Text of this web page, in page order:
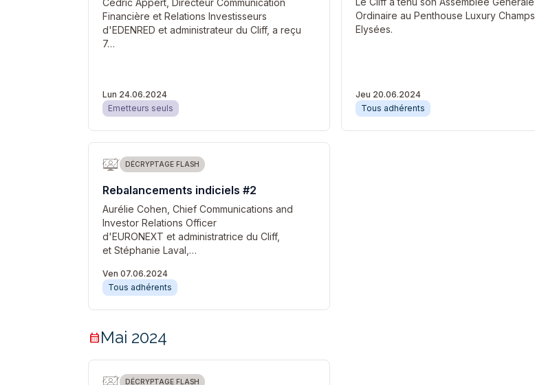
Cédric Appert, Directeur Communication
Financière et Relations Investisseurs
d'EDENRED et administrateur du Cliff, a reçu
7…
Lun 24.06.2024
Emetteurs seuls
Ordinaire au Penthouse Luxury Champs
Elysées.
Jeu 20.06.2024
Tous adhérents
DÉCRYPTAGE FLASH
Rebalancements indiciels #2
Aurélie Cohen, Chief Communications and
Investor Relations Officer
d'EURONEXT et administratrice du Cliff,
et Stéphanie Laval,…
Ven 07.06.2024
Tous adhérents
calendar_monthMai 2024
DÉCRYPTAGE FLASH